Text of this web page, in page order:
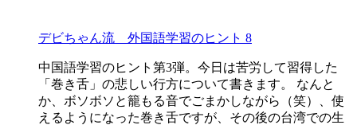
デビちゃん流 外国語学習のヒント 8
中国語学習のヒント第3弾。今日は苦労して習得した
「巻き舌」の悲しい行方について書きます。 なんと
か、ボソボソと籠もる音でごまかしながら（笑）、使
えるようになった巻き舌ですが、その後の台湾での生